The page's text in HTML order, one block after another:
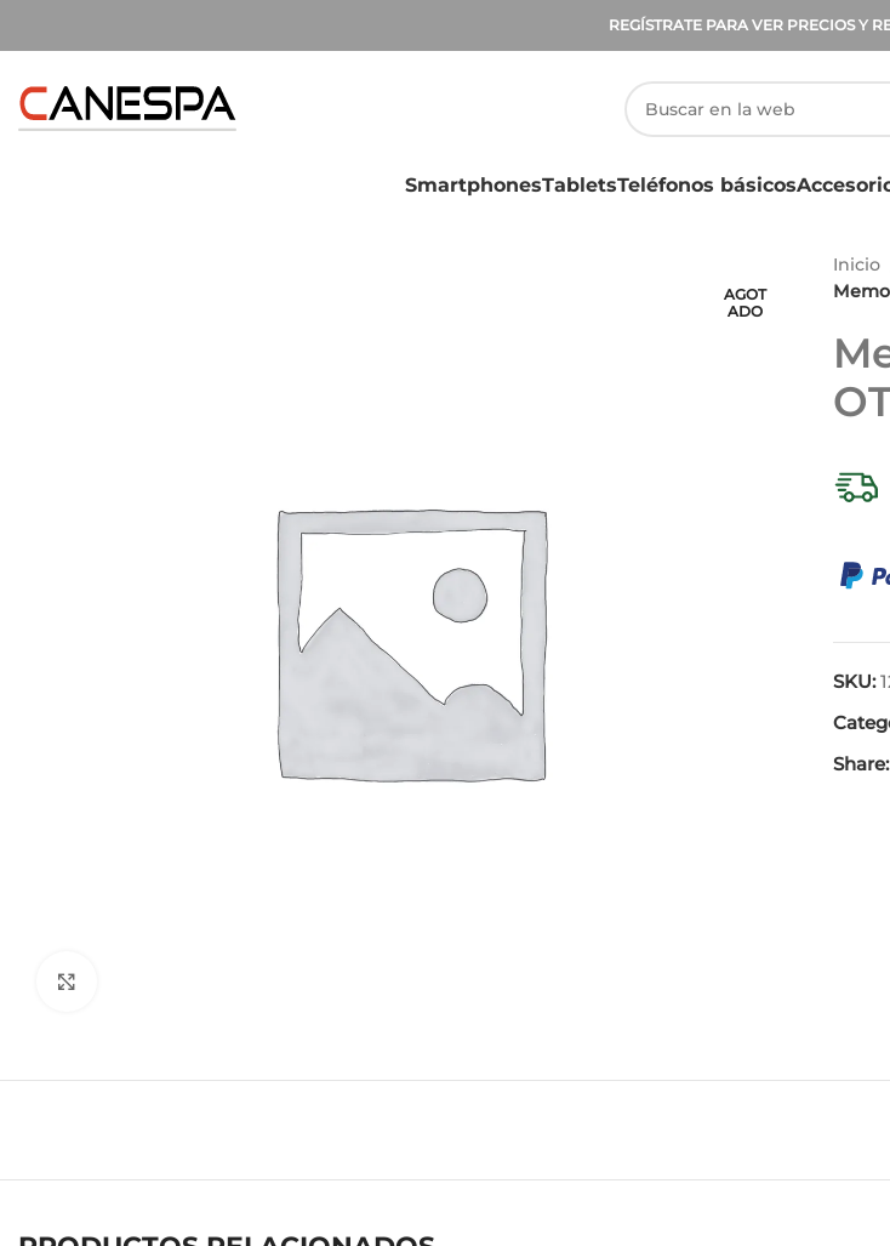
REGÍSTRATE PARA VER PRECIOS Y
SmartphonesTabletsTeléfonos básicos
AGOT
ADO
Inicio
SKU:
Share: